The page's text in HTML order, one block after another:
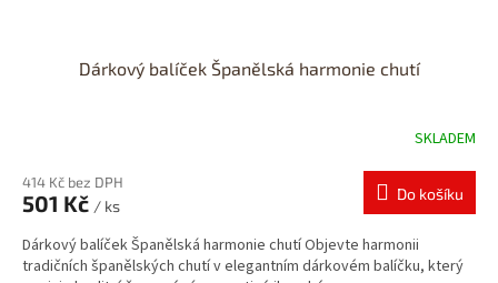
Dárkový balíček Španělská harmonie chutí
SKLADEM
414 Kč bez DPH
501 Kč / ks
Do košíku
Dárkový balíček Španělská harmonie chutí Objevte harmonii
tradičních španělských chutí v elegantním dárkovém balíčku, který